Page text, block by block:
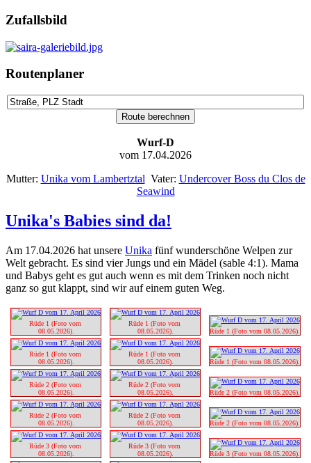
Zufallsbild
Routenplaner
Wurf-D
vom 17.04.2026
Mutter: Unika vom Lambertztal Vater: Undercover Boss du Clos de
Seawind
Unika's Babies sind da!
Am 17.04.2026 hat unsere Unika fünf wunderschöne Welpen zur
Welt gebracht. Es sind vier Jungs und ein Mädel (sable 4:1). Mama
und Babys geht es gut auch wenn es mit dem Trinken noch nicht
ganz so gut klappt, sind wir auf einem guten Weg.
Rüde 1 (Foto vom
08.05.2026).
Rüde 1 (Foto vom
08.05.2026).
Rüde 1 (Foto vom 08.05.2026).
Rüde 1 (Foto vom
08.05.2026).
Rüde 1 (Foto vom
08.05.2026).
Rüde 1 (Foto vom 08.05.2026).
Rüde 2 (Foto vom
08.05.2026).
Rüde 2 (Foto vom
08.05.2026).
Rüde 2 (Foto vom 08.05.2026).
Rüde 2 (Foto vom
08.05.2026).
Rüde 2 (Foto vom
08.05.2026).
Rüde 2 (Foto vom 08.05.2026).
Rüde 3 (Foto vom
08.05.2026).
Rüde 3 (Foto vom
08.05.2026).
Rüde 3 (Foto vom 08.05.2026).